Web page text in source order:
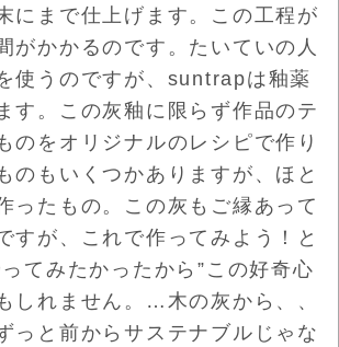
にまで仕上げます。この工程が
がかかるのです 。たいていの人
使うのですが、suntrapは釉薬
す。この灰釉に限らず作品のテ
の をオリジナルのレシピで作り
のもいくつかありますが、ほと
ったもの。この灰もご縁あって
すが、これで作ってみよう！
と
てみたかったから”この好奇心
しれません。…木の灰から、、
っと前からサステナブルじゃな